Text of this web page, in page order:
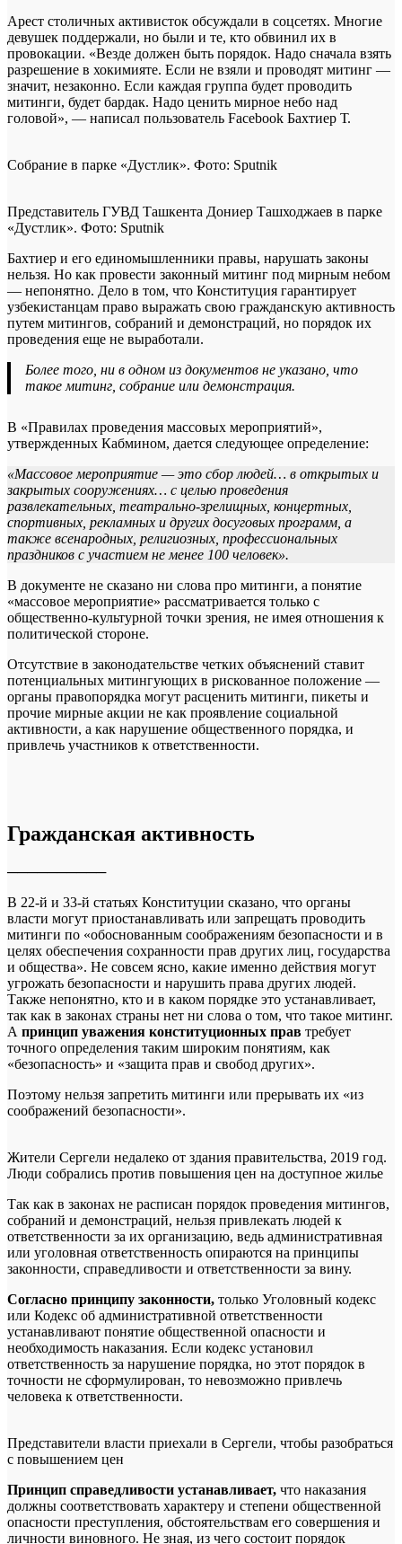
Арест столичных активисток обсуждали в соцсетях. Многие
девушек поддержали, но были и те, кто обвинил их в
провокации. «Везде должен быть порядок. Надо сначала взять
разрешение в хокимияте. Если не взяли и проводят митинг —
значит, незаконно. Если каждая группа будет проводить
митинги, будет бардак. Надо ценить мирное небо над
головой», — написал пользователь Facebook Бахтиер Т.
Собрание в парке «Дустлик». Фото: Sputnik
Представитель ГУВД Ташкента Дониер Ташходжаев в парке
«Дустлик». Фото: Sputnik
Бахтиер и его единомышленники правы, нарушать законы
нельзя. Но как провести законный митинг под мирным небом
— непонятно. Дело в том, что Конституция гарантирует
узбекистанцам право выражать свою гражданскую активность
путем митингов, собраний и демонстраций, но порядок их
проведения еще не выработали.
Более того, ни в одном из документов не указано, что
такое митинг, собрание или демонстрация.
В «Правилах проведения массовых мероприятий»,
утвержденных Кабмином, дается следующее определение:
«Массовое мероприятие — это сбор людей… в открытых и
закрытых сооружениях… с целью проведения
развлекательных, театрально-зрелищных, концертных,
спортивных, рекламных и других досуговых программ, а
также всенародных, религиозных, профессиональных
праздников с участием не менее 100 человек».
В документе не сказано ни слова про митинги, а понятие
«массовое мероприятие» рассматривается только с
общественно-культурной точки зрения, не имея отношения к
политической стороне.
Отсутствие в законодательстве четких объяснений ставит
потенциальных митингующих в рискованное положение —
органы правопорядка могут расценить митинги, пикеты и
прочие мирные акции не как проявление социальной
активности, а как нарушение общественного порядка, и
привлечь участников к ответственности.
Гражданская активность
──────────
В 22-й и 33-й статьях Конституции сказано, что органы
власти могут приостанавливать или запрещать проводить
митинги по «обоснованным соображениям безопасности и в
целях обеспечения сохранности прав других лиц, государства
и общества». Не совсем ясно, какие именно действия могут
угрожать безопасности и нарушить права других людей.
Также непонятно, кто и в каком порядке это устанавливает,
так как в законах страны нет ни слова о том, что такое митинг.
А принцип уважения конституционных прав требует
точного определения таким широким понятиям, как
«безопасность» и «защита прав и свобод других».
Поэтому нельзя запретить митинги или прерывать их «из
соображений безопасности».
Жители Сергели недалеко от здания правительства, 2019 год.
Люди собрались против повышения цен на доступное жилье
Так как в законах не расписан порядок проведения митингов,
собраний и демонстраций, нельзя привлекать людей к
ответственности за их организацию, ведь административная
или уголовная ответственность опираются на принципы
законности, справедливости и ответственности за вину.
Согласно принципу законности, только Уголовный кодекс
или Кодекс об административной ответственности
устанавливают понятие общественной опасности и
необходимость наказания. Если кодекс установил
ответственность за нарушение порядка, но этот порядок в
точности не сформулирован, то невозможно привлечь
человека к ответственности.
Представители власти приехали в Сергели, чтобы разобраться
с повышением цен
Принцип справедливости устанавливает, что наказания
должны соответствовать характеру и степени общественной
опасности преступления, обстоятельствам его совершения и
личности виновного. Не зная, из чего состоит порядок